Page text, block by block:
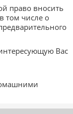
право вносить
том числе о
Вас